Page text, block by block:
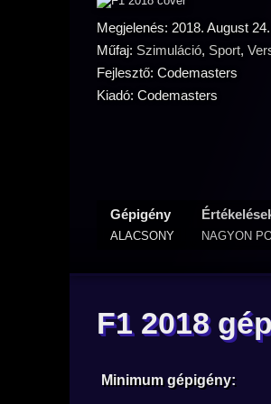
Megjelenés: 2018. August 24.
Műfaj: Szimuláció, Sport,
Fejlesztő: Codemasters
Kiadó: Codemasters
Gépigény
ALACSONY NAGYON
F1 2018
Minimum gépigény: